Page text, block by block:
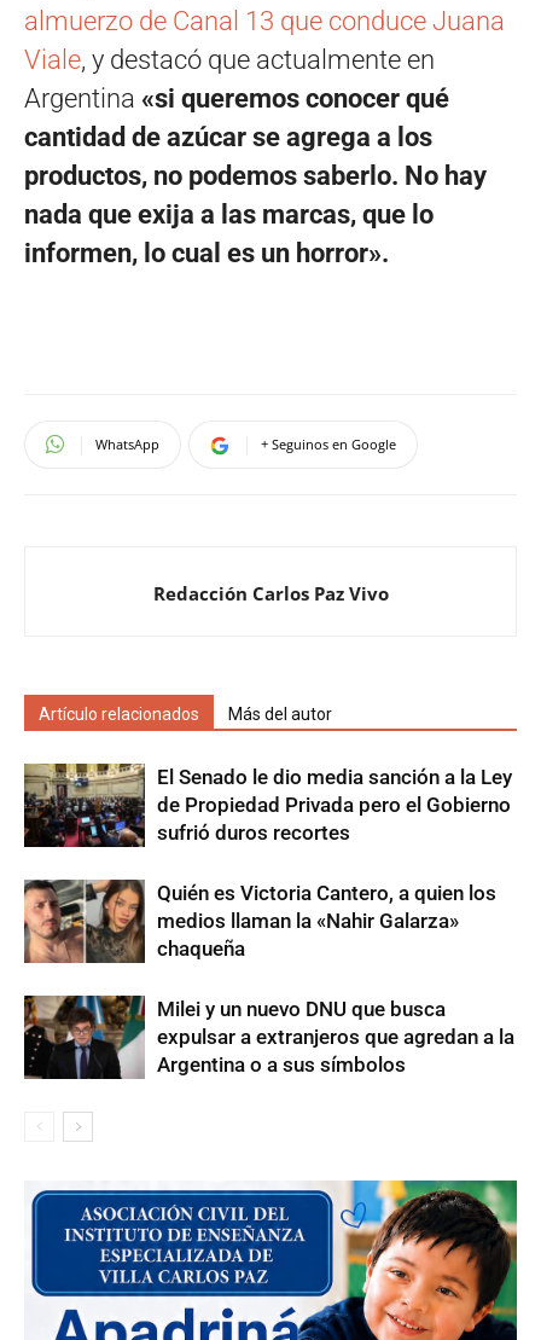
almuerzo de Canal 13 que conduce Juana
Viale, y destacó que actualmente en
Argentina «si queremos conocer qué
cantidad de azúcar se agrega a los
productos, no podemos saberlo. No hay
nada que exija a las marcas, que lo
informen, lo cual es un horror».
WhatsApp + Seguinos en Google
Redacción Carlos Paz Vivo
Artículo relacionados Más del autor
El Senado le dio media sanción a la Ley
de Propiedad Privada pero el Gobierno
sufrió duros recortes
Quién es Victoria Cantero, a quien los
medios llaman la «Nahir Galarza»
chaqueña
Milei y un nuevo DNU que busca
expulsar a extranjeros que agredan a la
Argentina o a sus símbolos